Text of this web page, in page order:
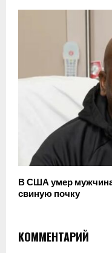
В США умер
свиную почку
КОММЕНТАРИЙ